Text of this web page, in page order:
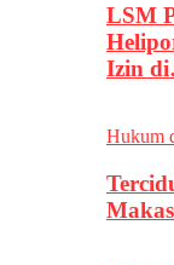
LSM
Izin
Hukum